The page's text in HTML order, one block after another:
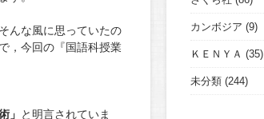
そんな風に思っていたの
で，今回の『国語科授業
」 と明言されていま
カンボジア (9)
ＫＥＮＹＡ (35)
未分類 (244)